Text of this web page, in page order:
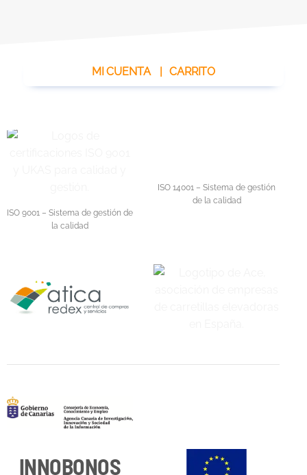
MI CUENTA | CARRITO
ISO 9001 – Sistema de gestión de
la calidad
ISO 14001 – Sistema de gestión
de la calidad
INNOBONOS